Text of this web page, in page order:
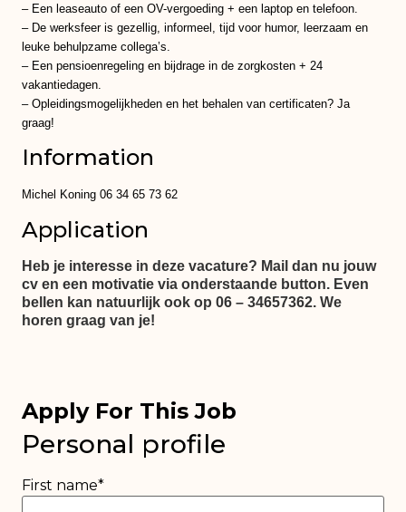
– Een leaseauto of een OV-vergoeding + een laptop en telefoon.
– De werksfeer is gezellig, informeel, tijd voor humor, leerzaam en
leuke behulpzame collega’s.
– Een pensioenregeling en bijdrage in de zorgkosten + 24
vakantiedagen.
– Opleidingsmogelijkheden en het behalen van certificaten? Ja
graag!
Information
Michel Koning 06 34 65 73 62
Application
Heb je interesse in deze vacature? Mail dan nu jouw
cv en een motivatie via onderstaande button. Even
bellen kan natuurlijk ook op 06 – 34657362. We
horen graag van je!
Apply For This Job
Personal profile
First name*